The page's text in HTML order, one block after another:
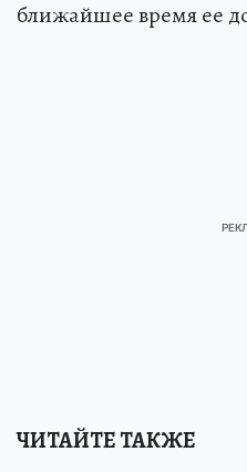
ближайшее время ее
ЧИТАЙТЕ ТАКЖЕ